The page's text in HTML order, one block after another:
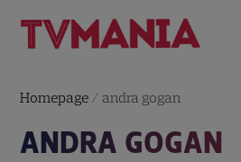
Homepage / andra gogan
ANDRA GOGAN